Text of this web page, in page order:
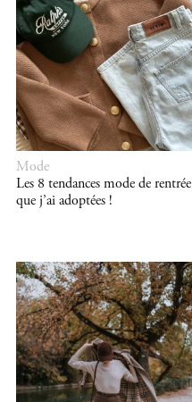
Mode
Les 8 tendances mode de rentrée
que j’ai adoptées !